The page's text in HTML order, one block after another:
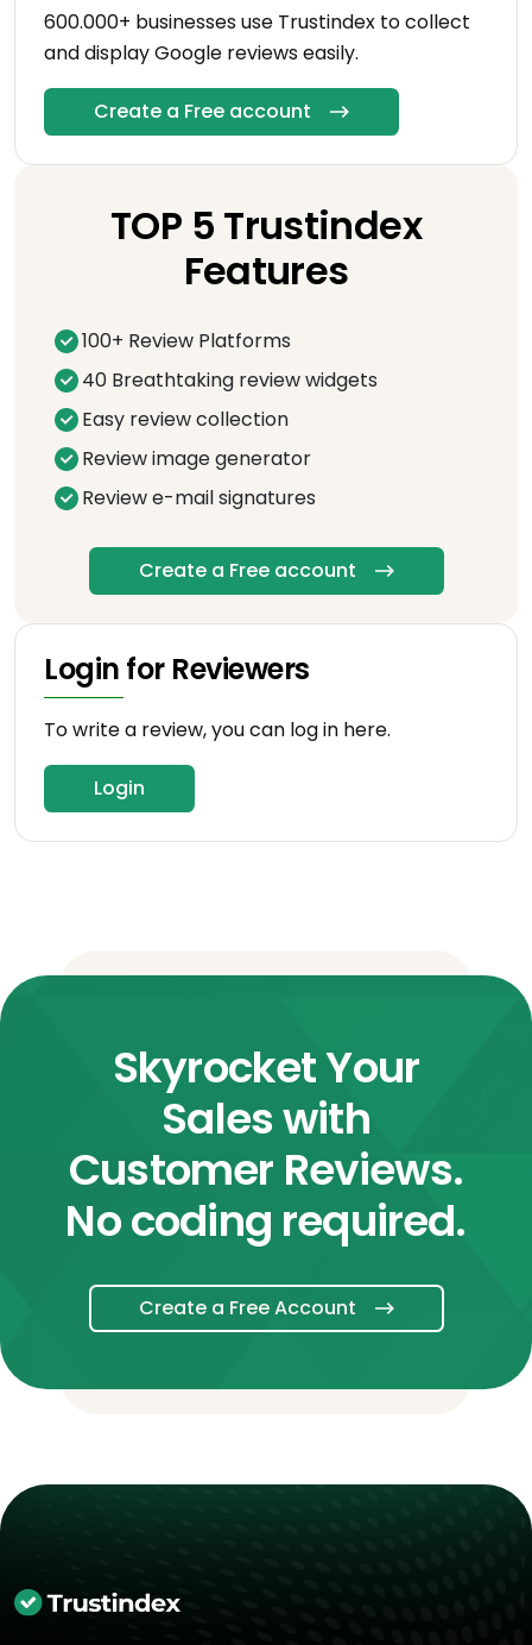
600.000+ businesses use Trustindex to collect
and display Google reviews easily.
Create a Free account
TOP 5 Trustindex
Features
100+ Review Platforms
40 Breathtaking review widgets
Easy review collection
Review image generator
Review e-mail signatures
Create a Free account
Login for Reviewers
To write a review, you can log in here.
Login
Skyrocket Your
Sales with
Customer Reviews.
No coding required.
Create a Free Account